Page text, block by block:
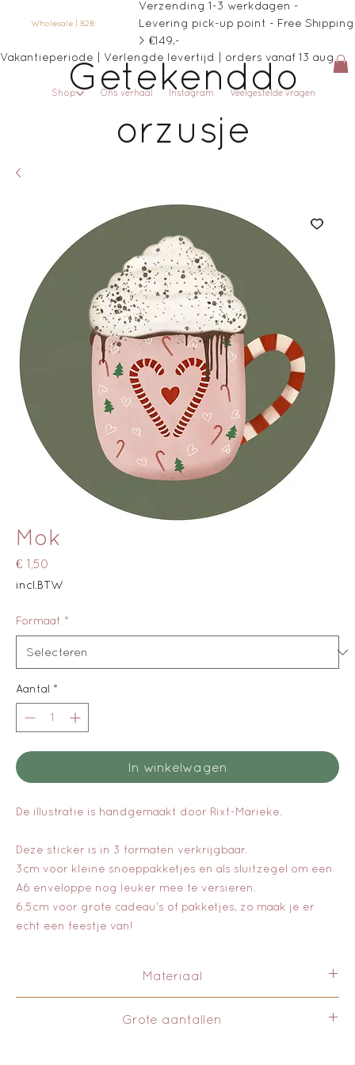
Verzending 1-3 werkdagen -
Levering pick-up point - Free Shipping
> €149,-
Wholesale | B2B
Vakantieperiode | Verlengde levertijd | orders vanaf 13 aug
Getekenddo
orzusje
Shop Ons verhaal Instagram Veelgestelde vragen
Mok
€ 1,50
incl.BTW
Formaat *
Aantal *
In winkelwagen
De illustratie is handgemaakt door Rixt-Marieke.
Deze sticker is in 3 formaten verkrijgbaar.
3cm voor kleine snoeppakketjes en als sluitzegel om een
A6 enveloppe nog leuker mee te versieren.
6.5cm voor grote cadeau's of pakketjes, zo maak je er
echt een feestje van!
Materiaal
recyclebaar. De stickers zijn hebben een matte uitstraling.
Grote aantallen